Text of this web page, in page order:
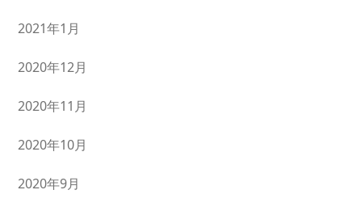
2021年1月
2020年12月
2020年11月
2020年10月
2020年9月